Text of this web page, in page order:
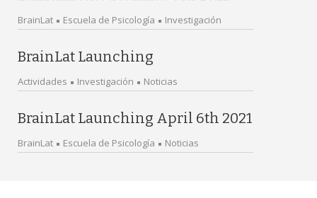
BrainLat Escuela de Psicología Investigación
BrainLat Launching
Actividades Investigación Noticias
BrainLat Launching April 6th 2021
BrainLat Escuela de Psicología Noticias